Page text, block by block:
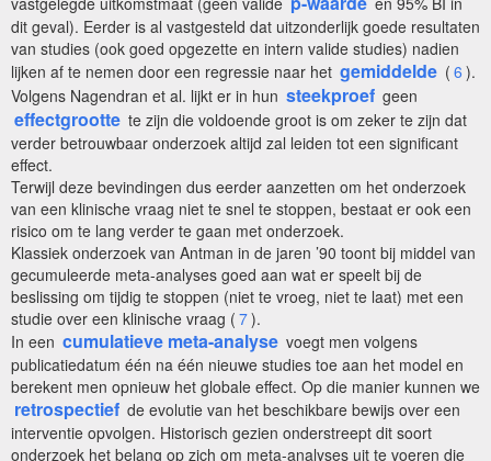
dit geval). Eerder is al vastgesteld dat uitzonderlijk goede resultaten
van studies (ook goed opgezette en intern valide studies) nadien
lijken af te nemen door een regressie naar het gemiddelde ( 6 ).
Volgens Nagendran et al. lijkt er in hun steekproef geen
effectgrootte te zijn die voldoende groot is om zeker te zijn dat
verder betrouwbaar onderzoek altijd zal leiden tot een significant
effect.
Terwijl deze bevindingen dus eerder aanzetten om het onderzoek
van een klinische vraag niet te snel te stoppen, bestaat er ook een
risico om te lang verder te gaan met onderzoek.
Klassiek onderzoek van Antman in de jaren ’90 toont bij middel van
gecumuleerde meta-analyses goed aan wat er speelt bij de
beslissing om tijdig te stoppen (niet te vroeg, niet te laat) met een
studie over een klinische vraag ( 7).
In een cumulatieve meta-analyse voegt men volgens
publicatiedatum één na één nieuwe studies toe aan het model en
berekent men opnieuw het globale effect. Op die manier kunnen we
retrospectief de evolutie van het beschikbare bewijs over een
interventie opvolgen. Historisch gezien onderstreept dit soort
onderzoek het belang op zich om meta-analyses uit te voeren die